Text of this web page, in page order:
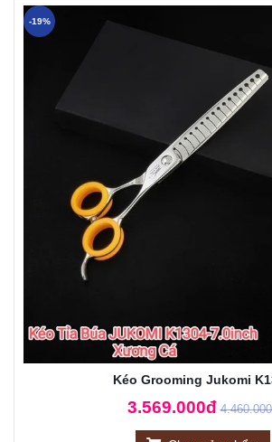
Kéo Grooming Jukomi
3.569.000đ
-19%